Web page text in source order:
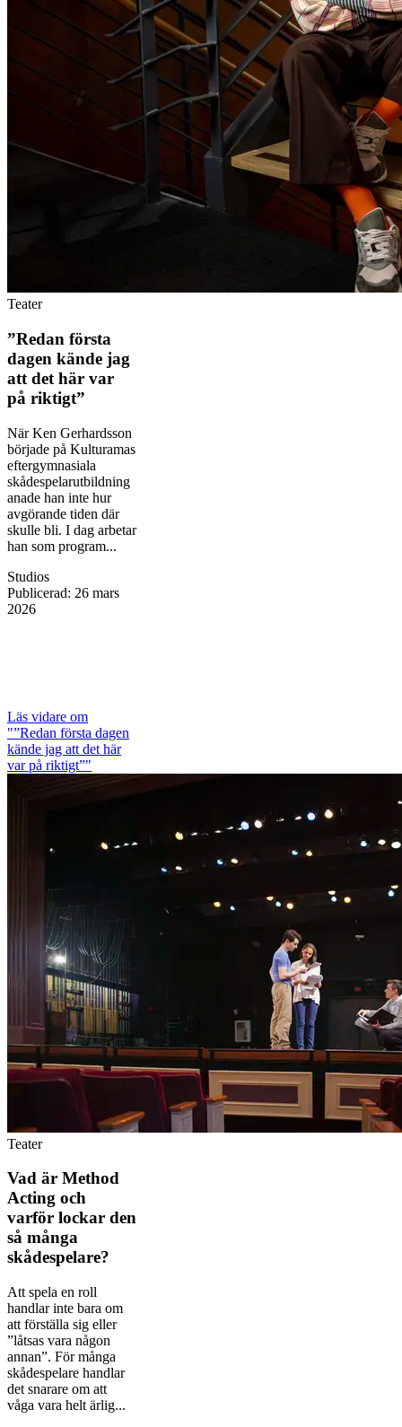
Teater
”Redan första
dagen kände jag
att det här var
på riktigt”
När Ken Gerhardsson
började på Kulturamas
eftergymnasiala
skådespelarutbildning
anade han inte hur
avgörande tiden där
skulle bli. I dag arbetar
han som program...
Studios
Publicerad: 26 mars
2026
Läs vidare om
"”Redan första dagen
kände jag att det här
var på riktigt”"
Teater
Vad är Method
Acting och
varför lockar den
så många
skådespelare?
Att spela en roll
handlar inte bara om
att förställa sig eller
”låtsas vara någon
annan”. För många
skådespelare handlar
det snarare om att
våga vara helt ärlig...